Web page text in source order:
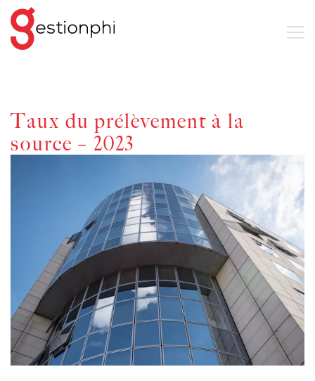
Taux du prélèvement à la
source – 2023